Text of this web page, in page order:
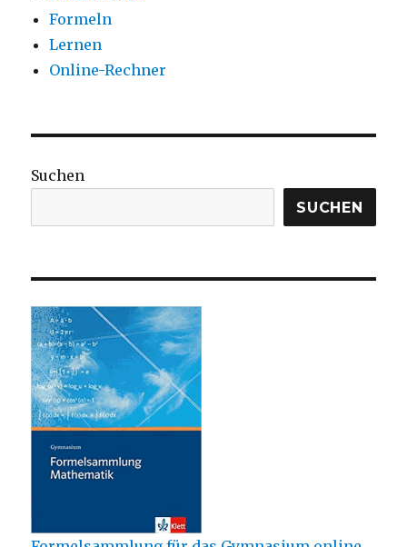
Formeln
Lernen
Online-Rechner
Suchen
SUCHEN